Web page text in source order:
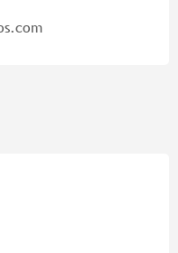
2026